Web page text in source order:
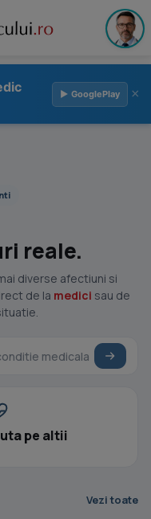
▶ GooglePlay ×
reale.
diverse afectiuni si
de la medici sau de
pe altii
Vezi toate